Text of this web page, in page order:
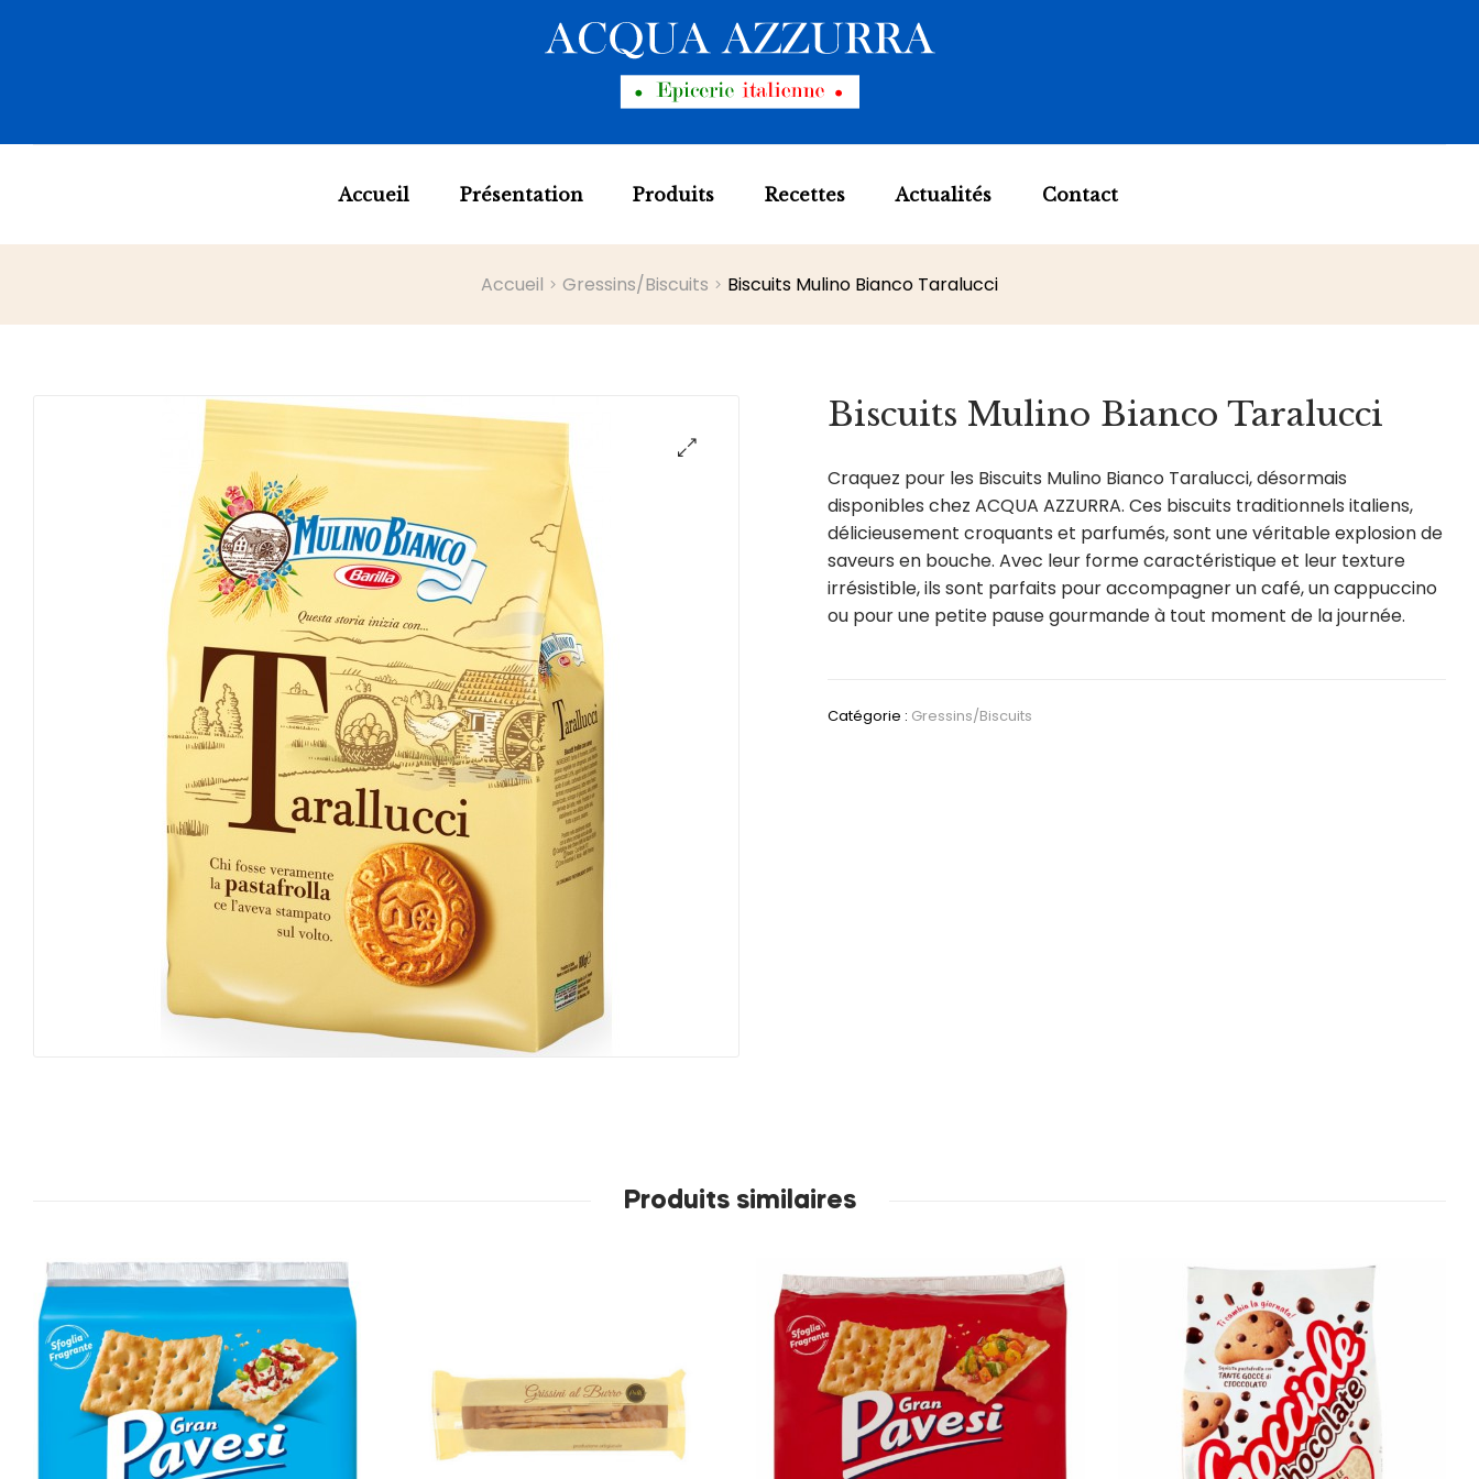
Accueil Présentation Produits Recettes Actualités Contact
Accueil Gressins/Biscuits Biscuits Mulino Bianco Taralucci
Biscuits Mulino Bianco Taralucci
Craquez pour les Biscuits Mulino Bianco Taralucci, désormais
disponibles chez ACQUA AZZURRA. Ces biscuits traditionnels italiens,
délicieusement croquants et parfumés, sont une véritable explosion de
saveurs en bouche. Avec leur forme caractéristique et leur texture
irrésistible, ils sont parfaits pour accompagner un café, un cappuccino
ou pour une petite pause gourmande à tout moment de la journée.
Catégorie : Gressins/Biscuits
Produits similaires